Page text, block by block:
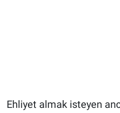
Ehliyet almak isteyen